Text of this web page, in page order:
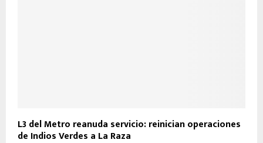
L3 del Metro reanuda servicio: reinician operaciones
de Indios Verdes a La Raza